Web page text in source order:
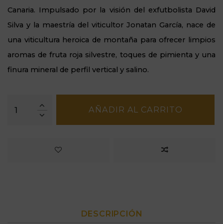
Canaria. Impulsado por la visión del exfutbolista David
Silva y la maestría del viticultor Jonatan García, nace de
una viticultura heroica de montaña para ofrecer limpios
aromas de fruta roja silvestre, toques de pimienta y una
finura mineral de perfil vertical y salino.
AÑADIR AL CARRITO
DESCRIPCIÓN